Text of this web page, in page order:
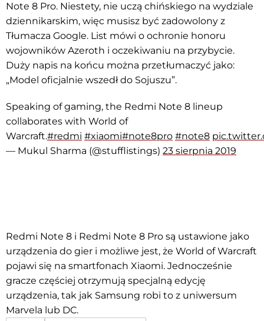
Note 8 Pro. Niestety, nie uczą chińskiego na wydziale
dziennikarskim, więc musisz być zadowolony z
Tłumacza Google. List mówi o ochronie honoru
wojowników Azeroth i oczekiwaniu na przybycie.
Duży napis na końcu można przetłumaczyć jako:
„Model oficjalnie wszedł do Sojuszu”.
Speaking of gaming, the Redmi Note 8 lineup
collaborates with World of
Warcraft.#redmi #xiaomi#note8pro #note8
— Mukul Sharma (@stufflistings) 23 sierpnia 2019
Redmi Note 8 i Redmi Note 8 Pro są ustawione jako
urządzenia do gier i możliwe jest, że World of Warcraft
pojawi się na smartfonach Xiaomi. Jednocześnie
gracze częściej otrzymują specjalną edycję
urządzenia, tak jak Samsung robi to z uniwersum
Marvela lub DC.